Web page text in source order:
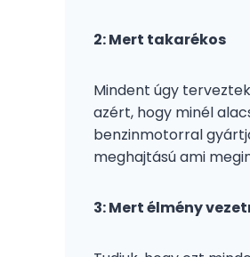
2: Mert takarékos
Mindent úgy
azért, hogy minél
benzinmotorral
meghajtású ami
3: Mert élmény